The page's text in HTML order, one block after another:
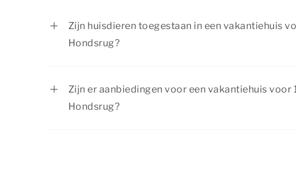
Zijn huisdieren toegestaan in een vakantiehuis
Hondsrug?
Zijn er aanbiedingen voor een vakantiehuis voor
Hondsrug?